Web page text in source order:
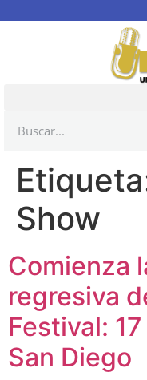
Show
Comienza
regresiva
Festival:
San Diego